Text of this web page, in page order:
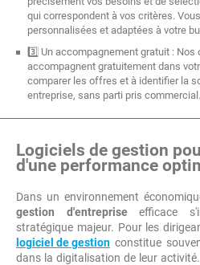
qui correspondent à vos critères.
personnalisées et adaptées à votre
3️⃣ Un accompagnement gratuit :
accompagnent gratuitement dans
comparer les offres et à identifier la
entreprise, sans parti pris commercial.
Logiciels de gestion
d'une performance
Dans un environnement
gestion d'entrepriseefficace
stratégique majeur. Pour les
logiciel de gestion constitue
dans la digitalisation de leur